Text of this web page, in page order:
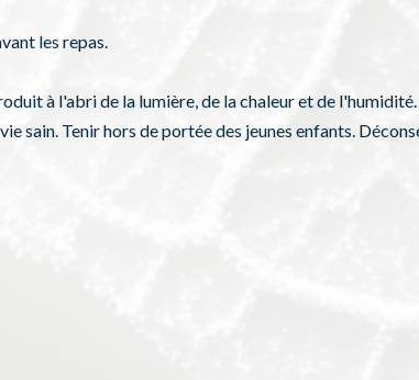
les repas.
à l'abri de la lumière, de la chaleur et de
sain. Tenir hors de portée des jeunes enfants.